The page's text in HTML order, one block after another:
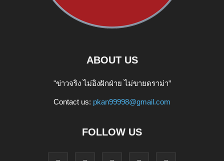
ABOUT US
"ข่าวจริง ไม่อิงฝักฝ่าย ไม่ขายดราม่า”
Contact us: pkan99998@gmail.com
FOLLOW US